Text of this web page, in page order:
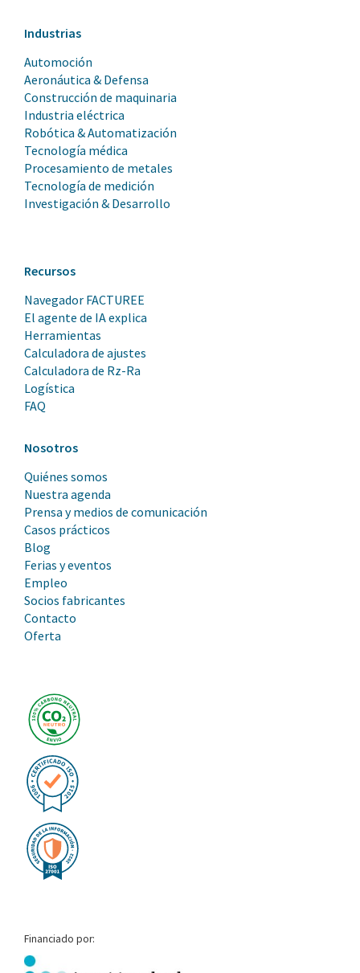
Industrias
Automoción
Aeronáutica & Defensa
Construcción de maquinaria
Industria eléctrica
Robótica & Automatización
Tecnología médica
Procesamiento de metales
Tecnología de medición
Investigación & Desarrollo
Recursos
Navegador FACTUREE
El agente de IA explica
Herramientas
Calculadora de ajustes
Calculadora de Rz-Ra
Logística
FAQ
Nosotros
Quiénes somos
Nuestra agenda
Prensa y medios de comunicación
Casos prácticos
Blog
Ferias y eventos
Empleo
Socios fabricantes
Contacto
Oferta
Financiado por: